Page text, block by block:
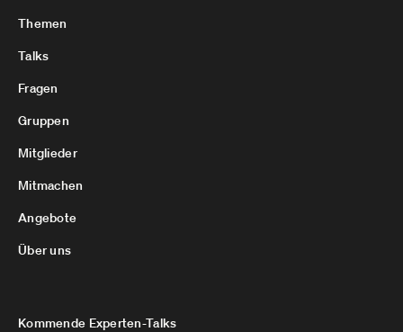
Themen
Talks
Fragen
Gruppen
Mitglieder
Mitmachen
Angebote
Über uns
Kommende Experten-Talks